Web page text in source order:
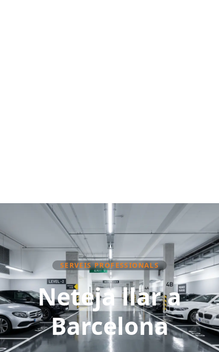
SERVEIS PROFESSIONALS
Neteja llar a
Barcelona